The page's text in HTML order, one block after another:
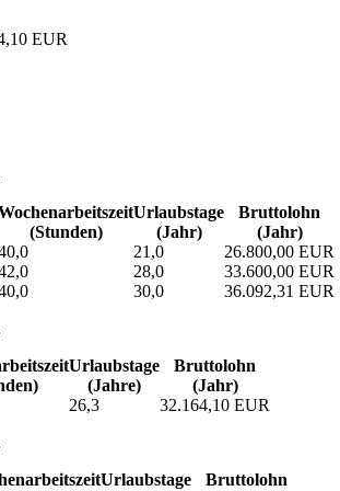
EUR
(Stunden)
Urlaubs­tage
(Jahr)
Bruttolohn
(Jahr)
21,0
26.800,00 EUR
28,0
33.600,00 EUR
30,0
36.092,31 EUR
Urlaubs­tage
(Jahre)
Bruttolohn
(Jahr)
26,3
32.164,10 EUR
Urlaubs­tage
Bruttolohn